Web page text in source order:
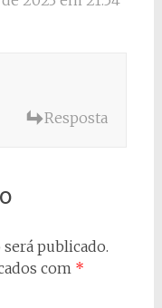
Resposta
publicado.
com *